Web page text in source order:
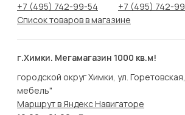
+7 (495) 742-99-54
+7 (495) 742-
Список товаров в магазине
г.Химки. Мегамагазин 1000 кв.м!
городской округ Химки, ул.
мебель"
Маршрут в Яндекс Навигаторе